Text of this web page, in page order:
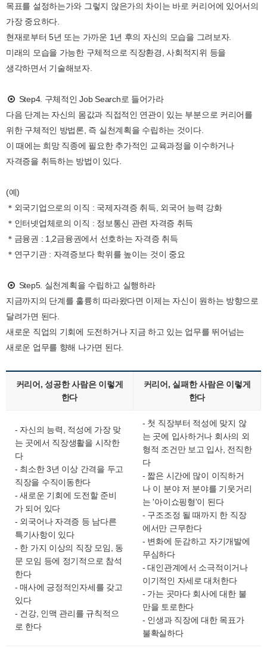
목표를 설정하는가와 그렇지 않은가의 차이는 바로 커리어에 있어서의
가장 중요하다.
현재로부터 5년 또는 가까운 1년 후의 자신의 모습을 그려보자.
미래의 모습을 가능한 구체적으로 직장환경, 사회적지위 등을
생각하면서 기술해보자.
Step4. 구체적인 Job Search로 들어가라
다음 단계는 자신의 몸값과 직접적인 연관이 있는 부분으로 커리어를
위한 구체적인 방법론, 즉 실천계획을 수립하는 것이다.
이 때에는 희망 직종에 필요한 추가적인 교육과정을 이수하거나
자격증을 취득하는 방법이 있다.
(예)
＊외국기업으로의 이직 : 국제자격증 취득, 외국어 능력 강화
＊인터넷업체로의 이직 : 정보통신 관련 자격증 취득
＊금융권 : 1,2금융권에서 선호하는 자격증 취득
＊연구기관 : 자격증보다 학위를 높이는 것이 중요
Step5. 실천계획을 수립하고 실행하라
지금까지의 단계를 훌륭히 따라왔다면 이제는 자신이 원하는 방향으로
달려가면 된다.
새로운 직업의 기회에 도전하거나 지금 하고 있는 업무를 뛰어넘는
새로운 업무를 향해 나가면 된다.
커리어, 성공한 사람은 이렇게
한다
커리어, 실패한 사람은 이렇게
한다
- 자신의 능력, 적성에 가장 맞
는 곳에서 직장생활을 시작한
다
- 최소한 3년 이상 간격을 두고
직장을 수직이동한다
- 새로운 기회에 도전할 준비
가 되어 있다
- 외국어나 자격증 등 남다른
특기사항이 있다
- 한 가지 이상의 직장 모임, 동
문 모임 등에 정기적으로 참석
한다
- 매사에 긍정적인자세를 갖고
있다
- 건강, 인맥 관리를 규칙적으
로 한다
- 첫 직장부터 적성에 맞지 않
는 곳에 입사하거나 회사의 외
형적 조건만 보고 입사, 전직한
다
- 짧은 시간에 많이 이직하거
나 이 분야 저 분야를 기웃거리
는 '아이쇼핑형'이 된다
- 구조조정 될 때까지 한 직장
에서만 근무한다
- 변화에 둔감하고 자기개발에
무심하다
- 대인관계에서 소극적이거나
이기적인 자세로 대처한다
- 가는 곳마다 회사에 대한 불
만을 토로한다
- 인생과 직장에 대한 목표가
불확실하다